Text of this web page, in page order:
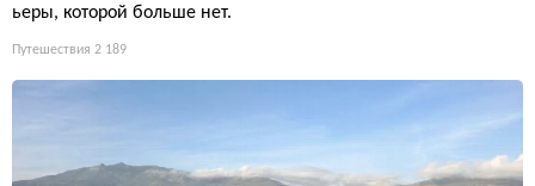
ьеры, которой больше нет.
Путешествия 2 189